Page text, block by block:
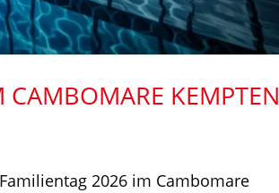
KEMPTEN
2026 im Cambomare